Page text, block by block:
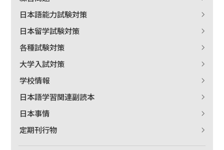
日本語能力試験対策
日本留学試験対策
各種試験対策
大学入試対策
学校情報
日本語学習関連副読本
日本事情
定期刊行物